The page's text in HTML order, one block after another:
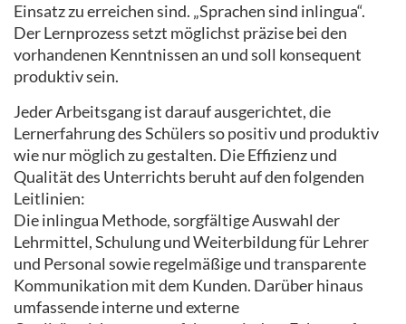
Einsatz zu erreichen sind. „Sprachen sind inlingua“.
Der Lernprozess setzt möglichst präzise bei den
vorhandenen Kenntnissen an und soll konsequent
produktiv sein.
Jeder Arbeitsgang ist darauf ausgerichtet, die
Lernerfahrung des Schülers so positiv und produktiv
wie nur möglich zu gestalten. Die Effizienz und
Qualität des Unterrichts beruht auf den folgenden
Leitlinien:
Die inlingua Methode, sorgfältige Auswahl der
Lehrmittel, Schulung und Weiterbildung für Lehrer
und Personal sowie regelmäßige und transparente
Kommunikation mit dem Kunden. Darüber hinaus
umfassende interne und externe